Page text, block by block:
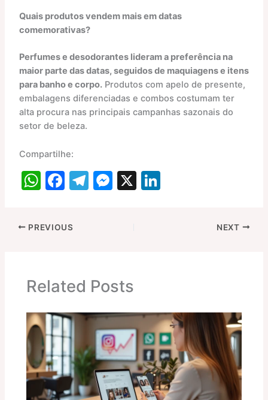
Quais produtos vendem mais em datas
comemorativas?
Perfumes e desodorantes lideram a preferência na
maior parte das datas, seguidos de maquiagens e itens
para banho e corpo.Produtos com apelo de presente,
embalagens diferenciadas e combos costumam ter
alta procura nas principais campanhas sazonais do
setor de beleza.
Compartilhe:
W
at
s
p
p
F
c
e
o
k
T
m
M
n
g
er
X Li
PREVIOUS NEXT
Related Posts